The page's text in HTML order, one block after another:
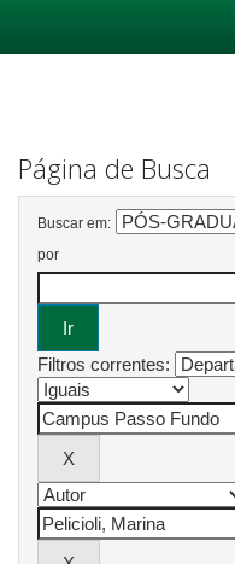
Página de Busca
Buscar em:
por
Filtros correntes: